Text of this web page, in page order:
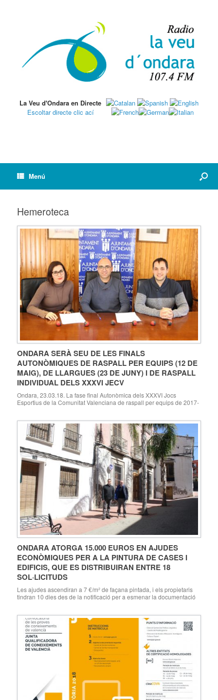
La Veu d'Ondara en Directe
Escoltar directe clic ací
Menú
Hemeroteca
ONDARA SERÀ SEU DE LES FINALS
AUTONÒMIQUES DE RASPALL PER EQUIPS (12 DE
MAIG), DE LLARGUES (23 DE JUNY) I DE RASPALL
INDIVIDUAL DELS XXXVI JECV
Ondara, 23.03.18. La fase final Autonòmica dels XXXVI Jocs
Esportius de la Comunitat Valenciana de raspall per equips de 2017-
carrer Sant Benet (on està ubicat el trinquet) el 23 de juny […]
ONDARA ATORGA 15.000 EUROS EN AJUDES
ECONÒMIQUES PER A LA PINTURA DE CASES I
EDIFICIS, QUE ES DISTRIBUIRAN ENTRE 18
SOL·LICITUDS
Les ajudes ascendiran a 7 €/m² de façana pintada, i els propietaris
tindran 10 dies des de la notificació per a esmenar la documentació
d’edificis Ondara, 23.03.18. L’Ajuntament d’Ondara està procedint a
notificar als propietaris i comunitats […]